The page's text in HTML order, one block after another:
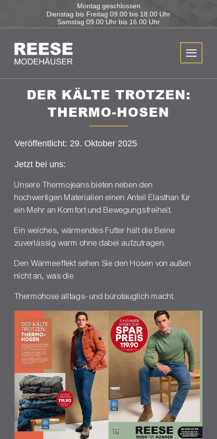
Montag geschlossen
Dienstag bis Freitag 09.00 bis 18.00 Uhr
Samstag 09.00 Uhr bis 16.00 Uhr
DER KÄLTE TROTZEN:
THERMO-HOSEN
Veröffentlicht: 29. Oktober 2025
Jetzt bei uns:
Unsere Thermojeans bieten neben den
hochwertigen Materialien einen Anteil Elasthan für
ein Mehr an Komfort und Bewegungsfreiheit.
Ein weiches, wärmendes Futter hält die Beine
zuverlässig warm ohne dabei aufzutragen.
Den Wärmeeffekt sehen Sie den Hosen von außen
nicht an, was die
Thermohose alltags- und bürotauglich macht.